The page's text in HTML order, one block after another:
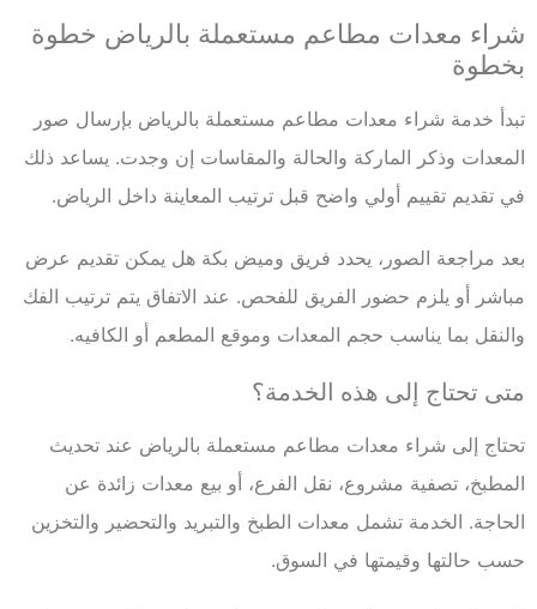
شراء معدات مطاعم مستعملة بالرياض خطوة
بخطوة
تبدأ خدمة شراء معدات مطاعم مستعملة بالرياض بإرسال صور
المعدات وذكر الماركة والحالة والمقاسات إن وجدت. يساعد ذلك
في تقديم تقييم أولي واضح قبل ترتيب المعاينة داخل الرياض.
بعد مراجعة الصور، يحدد فريق وميض بكة هل يمكن تقديم عرض
مباشر أو يلزم حضور الفريق للفحص. عند الاتفاق يتم ترتيب الفك
والنقل بما يناسب حجم المعدات وموقع المطعم أو الكافيه.
متى تحتاج إلى هذه الخدمة؟
تحتاج إلى شراء معدات مطاعم مستعملة بالرياض عند تحديث
المطبخ، تصفية مشروع، نقل الفرع، أو بيع معدات زائدة عن
الحاجة. الخدمة تشمل معدات الطبخ والتبريد والتحضير والتخزين
حسب حالتها وقيمتها في السوق.